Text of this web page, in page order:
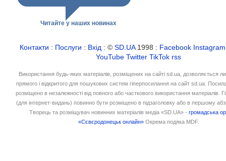
Читайте у наших новинах
Контакти : Послуги : Вхід : ©SD.UA1998 : Facebook Instagram
YouTube Twitter TikTok rss
Використання будь-яких матеріалів, розміщених на сайті sd.ua, дозволяється
прямого і відкритого для пошукових систем гіперпосилання на сайт sd.ua.
розміщено в незалежності від повного або часткового використання матеріалів.
(для інтернет-видань) повинно бути розміщено в підзаголовку або в першому
Творець та розміщувач новинних матеріалів медіа «SD.UA» -громадська
«Сєвєродонецьк онлайн» Окрема подяка MDF.